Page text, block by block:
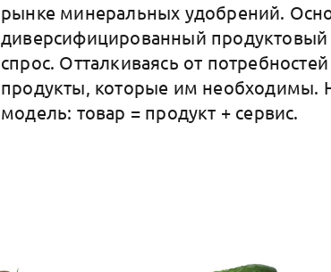
рынке минеральных удобрений.
диверсифицированный
спрос. Отталкиваясь от
продукты, которые им необходимы.
модель: товар = продукт + сервис.